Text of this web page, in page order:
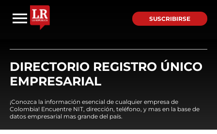
SUSCRIBIRSE
DIRECTORIO REGISTRO ÚNICO
EMPRESARIAL
¡Conozca la información esencial de cualquier empresa de
Colombia! Encuentre NIT, dirección, teléfono, y mas en la base de
datos empresarial mas grande del país.